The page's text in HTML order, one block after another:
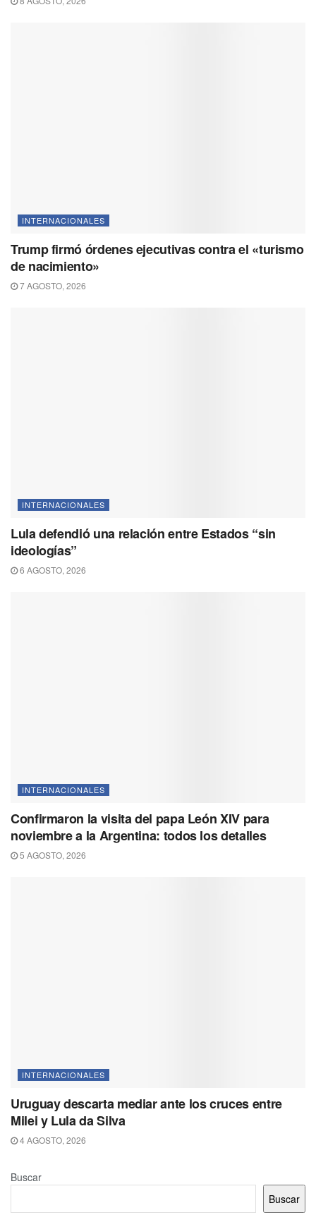
INTERNACIONALES
Trump firmó órdenes ejecutivas contra el «turismo
de nacimiento»
7 AGOSTO, 2026
INTERNACIONALES
Lula defendió una relación entre Estados “sin
ideologías”
6 AGOSTO, 2026
INTERNACIONALES
Confirmaron la visita del papa León XIV para
noviembre a la Argentina: todos los detalles
5 AGOSTO, 2026
INTERNACIONALES
Uruguay descarta mediar ante los cruces entre
Milei y Lula da Silva
4 AGOSTO, 2026
Buscar
Buscar